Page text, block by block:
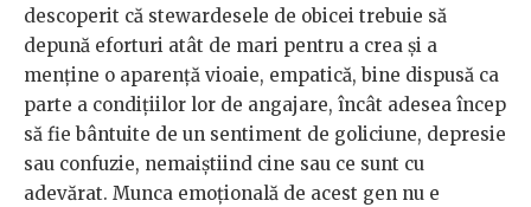
descoperit că stewardesele de obicei trebuie să
depună eforturi atât de mari pentru a crea și a
menține o aparență vioaie, empatică, bine dispusă ca
parte a condițiilor lor de angajare, încât adesea încep
să fie bântuite de un sentiment de goliciune, depresie
sau confuzie, nemaiștiind cine sau ce sunt cu
adevărat. Munca emoțională de acest gen nu e